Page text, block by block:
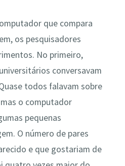
que compara
os pesquisadores
No primeiro,
conversavam
todos falavam sobre
o computador
pequenas
O número de pares
e que gostariam de